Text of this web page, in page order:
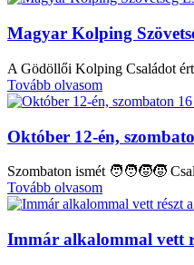
Magyar Kolping
A Gödöllői Kolping Családot
Tovább olvasom
Október 12-én,
Szombaton ismét 🧑‍🧑‍🧒‍🧒
Tovább olvasom
Immár alkalommal vett